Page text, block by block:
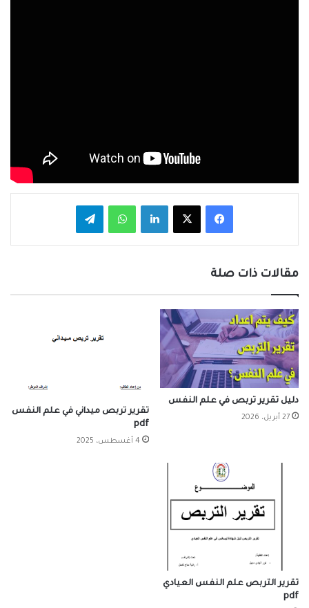
فيسبوك لينكدإن واتساب
مقالات ذات صلة
دليل تقرير تربص في علم النفس
27 أبريل، 2026
تقرير تربص ميداني في علم النفس
pdf
4 أغسطس، 2025
تقرير التربص علم النفس العيادي
pdf